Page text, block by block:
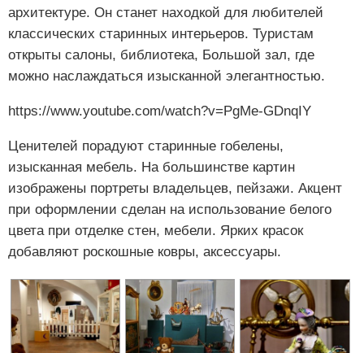
архитектуре. Он станет находкой для любителей
классических старинных интерьеров. Туристам
открыты салоны, библиотека, Большой зал, где
можно наслаждаться изысканной элегантностью.
https://www.youtube.com/watch?v=PgMe-GDnqIY
Ценителей порадуют старинные гобелены,
изысканная мебель. На большинстве картин
изображены портреты владельцев, пейзажи. Акцент
при оформлении сделан на использование белого
цвета при отделке стен, мебели. Ярких красок
добавляют роскошные ковры, аксессуары.